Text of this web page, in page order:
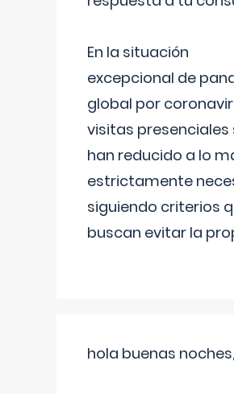
En la situación
excepcional de
global por
visitas presenciales
han reducido a lo
estrictamente
siguiendo criterios
buscan evitar la
hola buenas noches,